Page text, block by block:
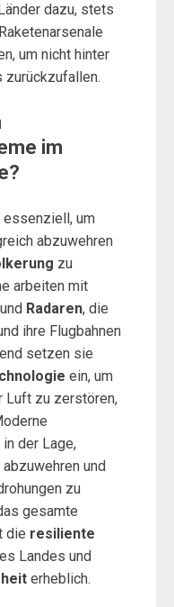
dazu, stets
um nicht hinter
zurückzufallen.
im
essenziell, um
abzuwehren
zu
arbeiten mit
und Radaren, die
ihre Flugbahnen
setzen sie
ein, um
Luft zu zerstören,
der Lage,
abzuwehren und
zu
gesamte
die resiliente
Landes und
erheblich.